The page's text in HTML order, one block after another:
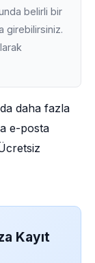
belirli bir
girebilirsiniz.
daha fazla
e-posta
Kayıt